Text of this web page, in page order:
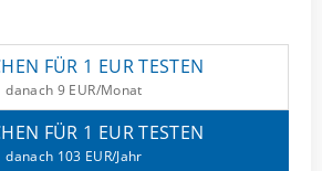
FÜR 1 EUR TESTEN
danach 9 EUR/Monat
FÜR 1 EUR TESTEN
danach 103 EUR/Jahr